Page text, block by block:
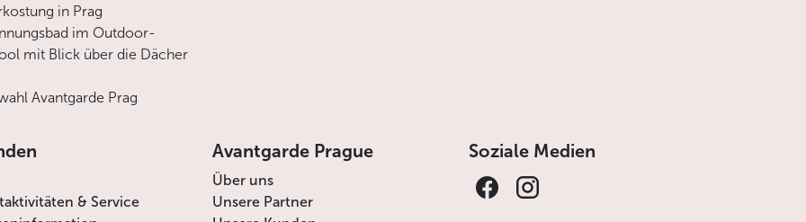
in Prag
im Outdoor-
mit Blick über die Dächer
Avantgarde Prag
& Service
Avantgarde Prague
Über uns
Unsere Partner
Soziale Medien